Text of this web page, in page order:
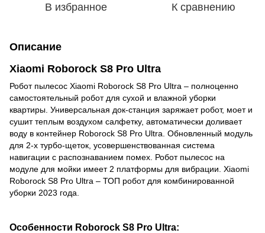
В избранное К сравнению
Описание
Xiaomi Roborock S8 Pro Ultra
Робот пылесос Xiaomi Roborock S8 Pro Ultra – полноценно
самостоятельный робот для сухой и влажной уборки
квартиры. Универсальная док-станция заряжает робот, моет и
сушит теплым воздухом салфетку, автоматически доливает
воду в контейнер Roborock S8 Pro Ultra. Обновленный модуль
для 2-х турбо-щеток, усовершенствованная система
навигации с распознаванием помех. Робот пылесос на
модуле для мойки имеет 2 платформы для вибрации. Xiaomi
Roborock S8 Pro Ultra – ТОП робот для комбинированной
уборки 2023 года.
Особенности Roborock S8 Pro Ultra: